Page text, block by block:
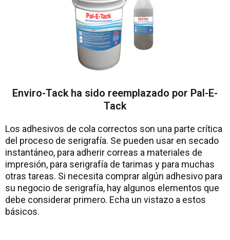
Enviro-Tack ha sido reemplazado por Pal-E-
Tack
Los adhesivos de cola correctos son una parte crítica
del proceso de serigrafía. Se pueden usar en secado
instantáneo, para adherir correas a materiales de
impresión, para serigrafía de tarimas y para muchas
otras tareas. Si necesita comprar algún adhesivo para
su negocio de serigrafía, hay algunos elementos que
debe considerar primero. Echa un vistazo a estos
básicos.